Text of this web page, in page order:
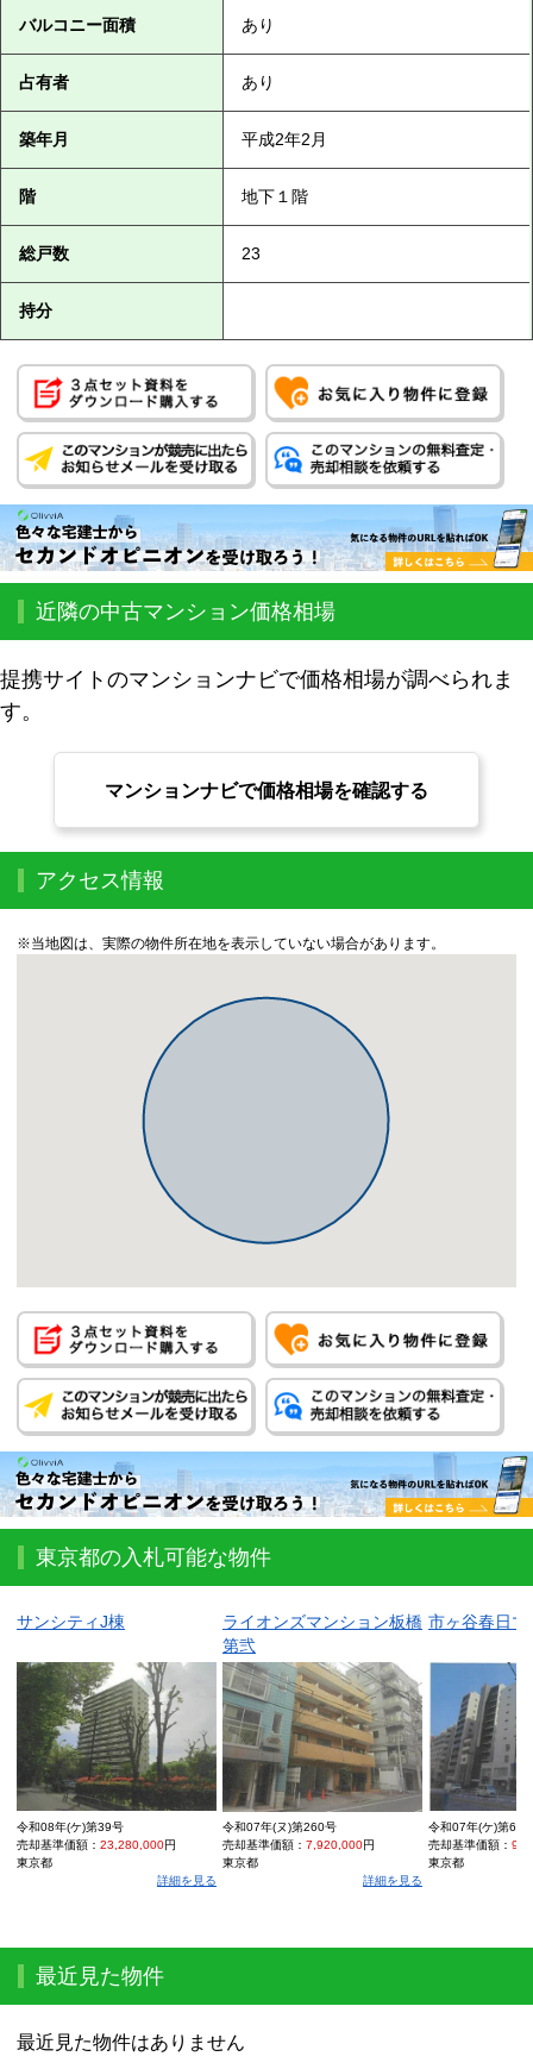
バルコニー面積 あり
占有者 あり
築年月 平成2年2月
階 地下１階
総戸数 23
持分
近隣の中古マンション価格相場
提携サイトのマンションナビで価格相場が調べられま
す。
マンションナビで価格相場を確認する
アクセス情報
※当地図は、実際の物件所在地を表示していない場合があります。
東京都の入札可能な物件
サンシティJ棟
令和08年(ケ)第39号
売却基準価額： 23,280,000円
東京都
詳細を見る
ライオンズマンション板橋
第弐
令和07年(ヌ)第260号
売却基準価額： 7,920,000円
東京都
詳細を見る
市ヶ谷春日マ
令和07年(ケ)第688
売却基準価額：
東京都
最近見た物件
最近見た物件はありません